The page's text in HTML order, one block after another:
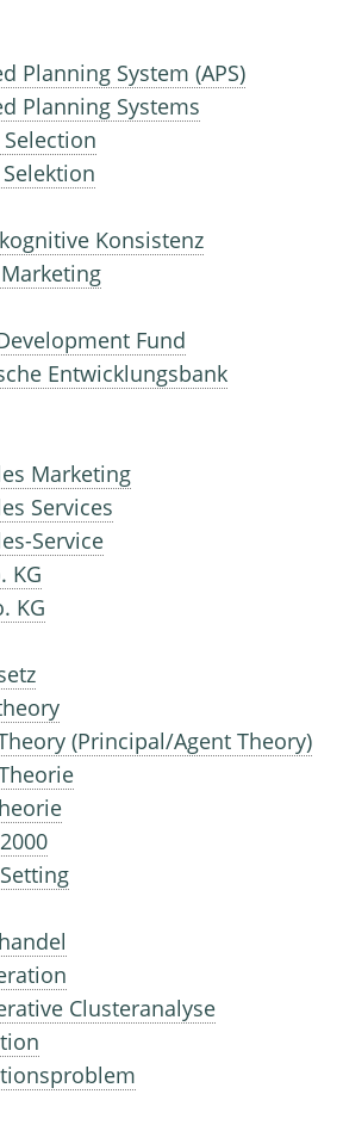
Planning System (APS)
Planning Systems
Konsistenz
Fund
Entwicklungsbank
Marketing
Services
Service
KG
KG
(Principal/Agent Theory)
Clusteranalyse